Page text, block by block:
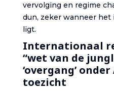
vervolging en regime
dun, zeker wanneer
ligt.
Internationaal
“wet van de
‘overgang’
toezicht